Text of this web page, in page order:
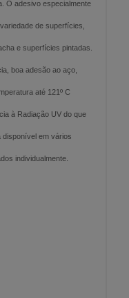
O adesivo especialmente
de superfícies,
e superfícies pintadas.
boa adesão ao aço,
até 121º C
à Radiação UV do que
em vários
individualmente.